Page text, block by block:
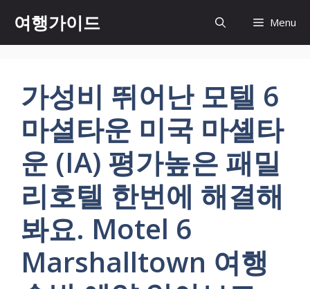
츠
여행가이드 Menu
가성비 뛰어난 모텔 6
마셜타운 미국 마셸타
운 (IA) 평가높은 패밀
리호텔 한번에 해결해
봐요. Motel 6
Marshalltown 여행